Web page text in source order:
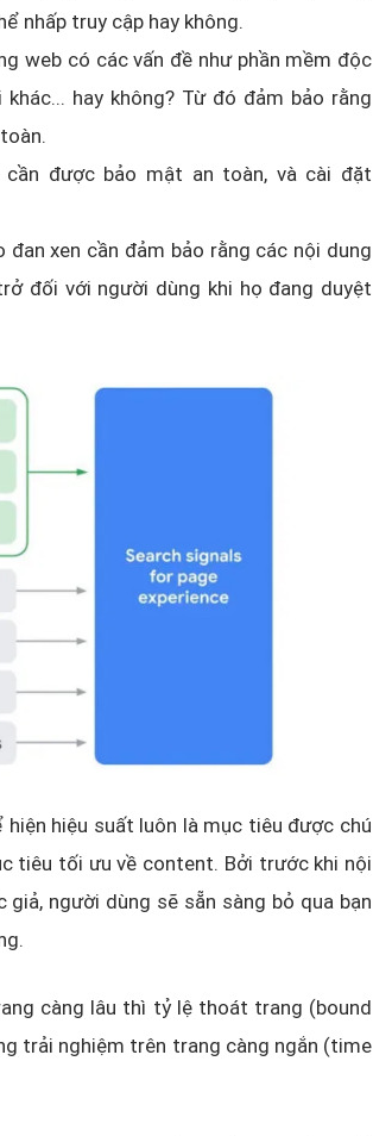
nhấp truy cập hay không.
web có các vấn đề như phần mềm độc
hay không? Từ đó đảm bảo rằng
được bảo mật an toàn, và cài đặt
đan xen cần đảm bảo rằng các nội dung
đối với người dùng khi họ đang duyệt
hiệu suất luôn là mục tiêu được chú
tiêu tối ưu về content. Bởi trước khi nội
người dùng sẽ sẵn sàng bỏ qua bạn
càng lâu thì tỷ lệ thoát trang (bound
trải nghiệm trên trang càng ngắn (time